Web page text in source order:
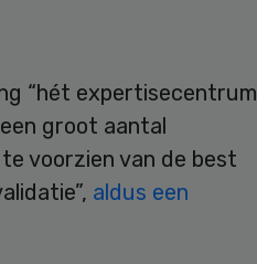
“hét expertisecentrum
groot aantal
voorzien van de best
aldus een